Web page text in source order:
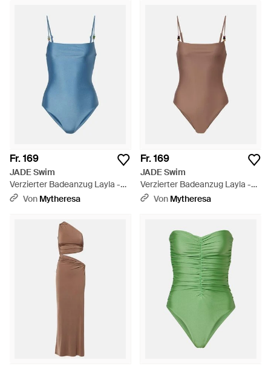
Fr. 169
JADE Swim
Verzierter Badeanzug Layla -
BlauVon Mytheresa
Fr. 169
JADE Swim
Verzierter Badeanzug Layla -
Braun
Von Mytheresa